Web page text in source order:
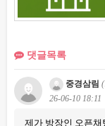
댓글목록
중경삼림
26-06-10 18:11
제가 방장인 오픈채